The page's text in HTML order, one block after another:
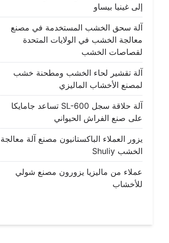
إلى غينيا بيساو
آلة سحق الخشب المستخدمة في مصنع
معالجة الخشب في الولايات المتحدة
لقصاصات الخشب
آلة تقشير لحاء الخشب ومطحنة خشب
لمصنع الأخشاب الماليزي
آلة حلاقة سجل SL-600 تساعد جامايكا
على صنع الفراش الحيواني
يزور العملاء الباكستانيون مصنع آلة معالجة
الخشب Shuliy
عملاء من ماليزيا يزورون مصنع شولي
للأخشاب